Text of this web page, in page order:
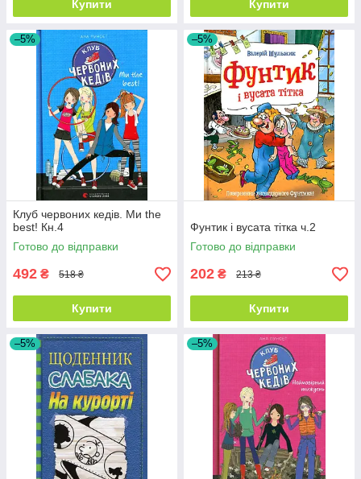
Купити Купити
–5%
Клуб червоних кедів. Ми the
best! Кн.4
Готово до відправки
492 ₴ 518 ₴
Купити
–5%
Фунтик і вусата тітка ч.2
Готово до відправки
202 ₴ 213 ₴
Купити
–5% –5%